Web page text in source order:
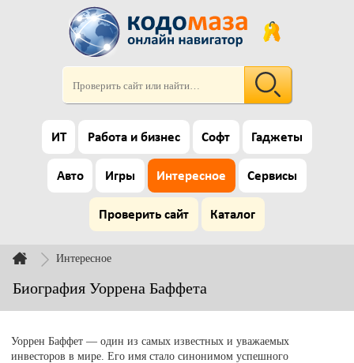
ИТ Работа и бизнес Софт Гаджеты
Авто Игры Интересное Сервисы
Проверить сайт Каталог
Интересное
Биография Уоррена Баффета
Уоррен Баффет — один из самых известных и уважаемых
инвесторов в мире. Его имя стало синонимом успешного